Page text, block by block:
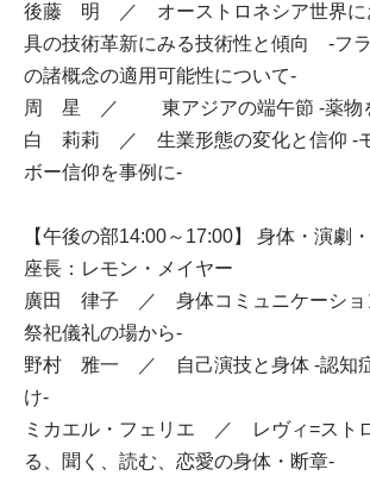
後藤 明 ／ オーストロネシア世界に
具の技術革新にみる技術性と傾向 -フ
の諸概念の適用可能性について‐
周 星 ／ 東アジアの端午節 -薬物
白 莉莉 ／ 生業形態の変化と信仰 -
ボー信仰を事例に-
【午後の部14:00～17:00】 身体・演劇
座長：レモン・メイヤー
廣田 律子 ／ 身体コミュニケーショ
祭祀儀礼の場から-
野村 雅一 ／ 自己演技と身体 -認知
け-
ミカエル・フェリエ ／ レヴィ=スト
る、聞く、読む、恋愛の身体・断章-